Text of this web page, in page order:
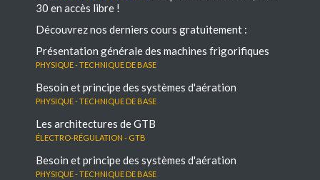
30 en accès libre !
Découvrez nos derniers cours gratuitement :
Présentation générale des machines frigorifiques
Physique - Technique de base
Besoin et principe des systèmes d'aération
Physique - Technique de base
Les architectures de GTB
électro-régulation - GTB
Besoin et principe des systèmes d'aération
Physique - Technique de base